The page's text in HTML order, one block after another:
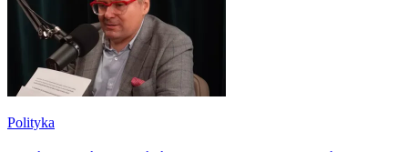
Polityka